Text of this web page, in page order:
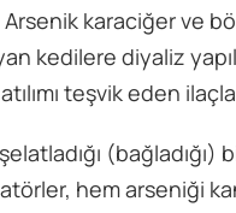
Arsenik karaciğer ve
kedilere diyaliz
teşvik eden
hem arseniği